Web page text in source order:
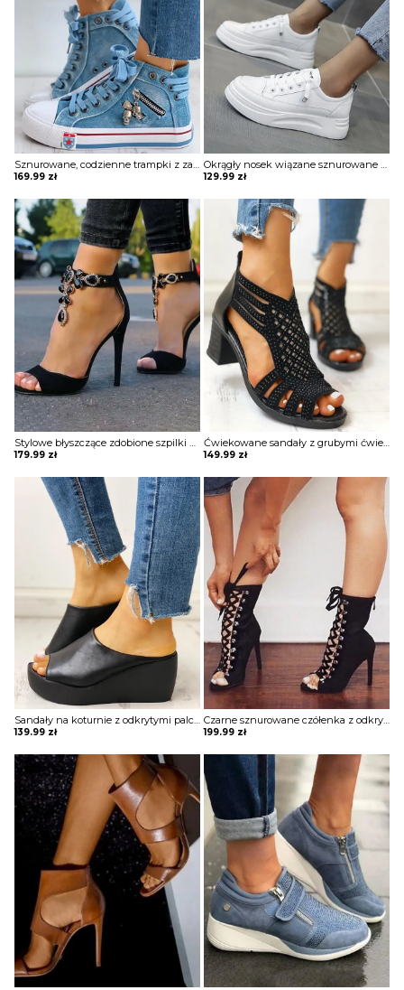
Sznurowane, codzienne trampki z zamkiem w kształcie szkieletu Najla
169.99 zł
Okrągły nosek wiązane sznurowane wysokie trampki sportowe damskie buty Jodine
129.99 zł
179.99 zł 149.99 zł
Sandały na koturnie z odkrytymi palcami Hayna
139.99 zł
Czarne sznurowane czółenka z odkrytymi palcami zapinane na zamek Chavah
199.99 zł